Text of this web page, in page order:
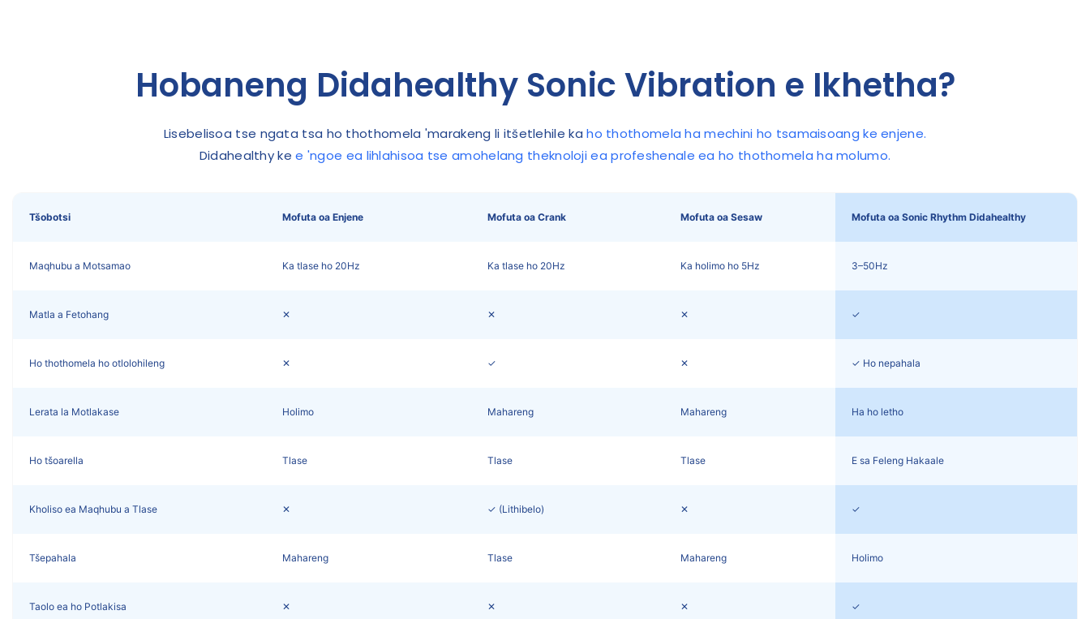
Hobaneng Didahealthy Sonic Vibration e Ikhetha?
Lisebelisoa tse ngata tsa ho thothomela 'marakeng li itšetlehile kaho thothomela ha mechini ho tsamaisoang ke enjene.
Didahealthy kee 'ngoe ea lihlahisoa tse amohelang theknoloji ea profeshenale ea ho thothomela ha molumo.
Tšobotsi Mofuta oa Enjene Mofuta oa Crank Mofuta oa Sesaw Mofuta oa Sonic Rhythm Didahealthy
Maqhubu a Motsamao Ka tlase ho 20Hz Ka tlase ho 20Hz Ka holimo ho 5Hz 3–50Hz
Matla a Fetohang ✕ ✕ ✕ ✓
Ho thothomela ho otlolohileng ✕ ✓ ✕ ✓ Ho nepahala
Lerata la Motlakase Holimo Mahareng Mahareng Ha ho letho
Ho tšoarella Tlase Tlase Tlase E sa Feleng Hakaale
Kholiso ea Maqhubu a Tlase ✕ ✓ (Lithibelo) ✕ ✓
Tšepahala Mahareng Tlase Mahareng Holimo
Taolo ea ho Potlakisa ✕ ✕ ✕ ✓